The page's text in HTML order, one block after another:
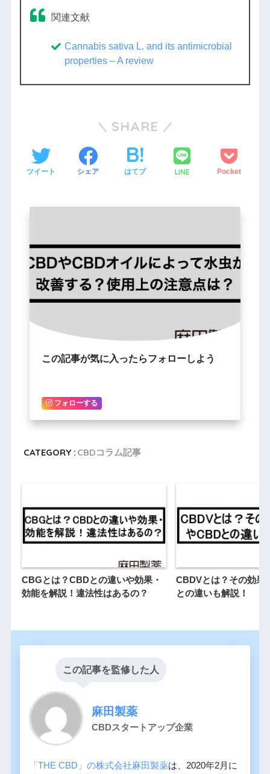
関連文献
Cannabis sativa L. and its antimicrobial
properties – A review
SHARE
ツイート シェア はてブ LINE Pocket
この記事が気に入ったらフォローしよう
フォローする
CATEGORY : CBDコラム記事
CBGとは？CBDとの違いや効果・
効能を解説！違法性はあるの？
CBDVとは？その効果
との違いも解説！
この記事を監修した人
麻田製薬
CBDスタートアップ企業
「THE CBD」の株式会社麻田製薬は、2020年2月に